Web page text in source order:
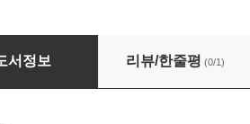
トが氣になります
서정보 리뷰/한줄평 (0/1)